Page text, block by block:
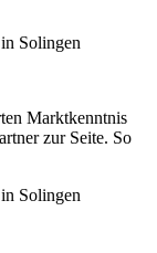
Marktkenntnis
zur Seite. So